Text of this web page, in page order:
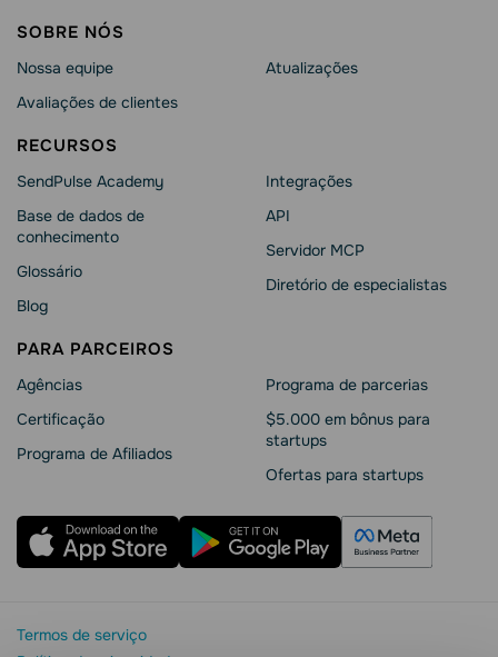
SOBRE NÓS
Nossa equipe
Avaliações de clientes
Atualizações
RECURSOS
SendPulse Academy
Base de dados de
conhecimento
Glossário
Blog
Integrações
API
Servidor MCP
Diretório de especialistas
PARA PARCEIROS
Agências
Сertificação
Programa de Afiliados
Programa de parcerias
$5.000 em bônus para
startups
Ofertas para startups
Termos de serviço